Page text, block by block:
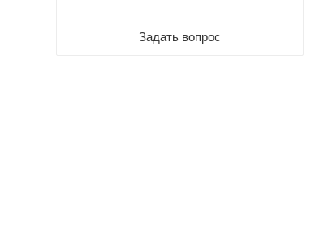
Задать вопрос